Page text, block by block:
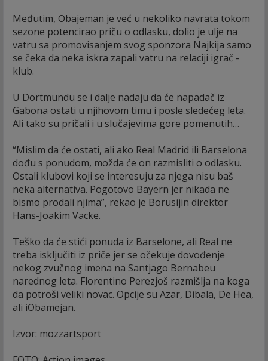
Međutim, Obajeman je već u nekoliko navrata tokom
sezone potencirao priču o odlasku, dolio je ulje na
vatru sa promovisanjem svog sponzora Najkija samo
se čeka da neka iskra zapali vatru na relaciji igrač -
klub.
U Dortmundu se i dalje nadaju da će napadač iz
Gabona ostati u njihovom timu i posle sledećeg leta.
Ali tako su pričali i u slučajevima gore pomenutih…
“Mislim da će ostati, ali ako Real Madrid ili Barselona
dođu s ponudom, možda će on razmisliti o odlasku.
Ostali klubovi koji se interesuju za njega nisu baš
neka alternativa. Pogotovo Bayern jer nikada ne
bismo prodali njima”, rekao je Borusijin direktor
Hans-Joakim Vacke.
Teško da će stići ponuda iz Barselone, ali Real ne
treba isključiti iz priče jer se očekuje dovođenje
nekog zvučnog imena na Santjago Bernabeu
narednog leta. Florentino Perezjoš razmišlja na koga
da potroši veliki novac. Opcije su Azar, Dibala, De Hea,
ali iObamejan.
Izvor: mozzartsport